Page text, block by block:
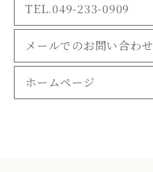
TEL.049-233-0909
メールでのお問い合わせ
ホームページ